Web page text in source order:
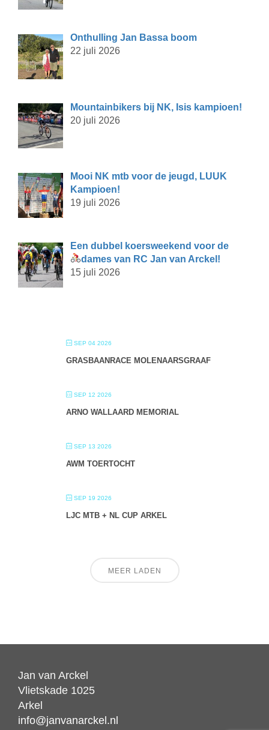
Onthulling Jan Bassa boom
22 juli 2026
Mountainbikers bij NK, Isis kampioen!
20 juli 2026
Mooi NK mtb voor de jeugd, LUUK
Kampioen!
19 juli 2026
Een dubbel koersweekend voor de
dames van RC Jan van Arckel!
15 juli 2026
SEP 04 2026
GRASBAANRACE MOLENAARSGRAAF
SEP 12 2026
ARNO WALLAARD MEMORIAL
SEP 13 2026
AWM TOERTOCHT
SEP 19 2026
LJC MTB + NL CUP ARKEL
MEER LADEN
Jan van Arckel
Vlietskade 1025
Arkel
info@janvanarckel.nl